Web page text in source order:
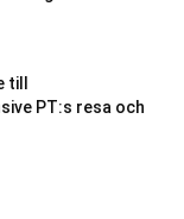
PT:s resa och